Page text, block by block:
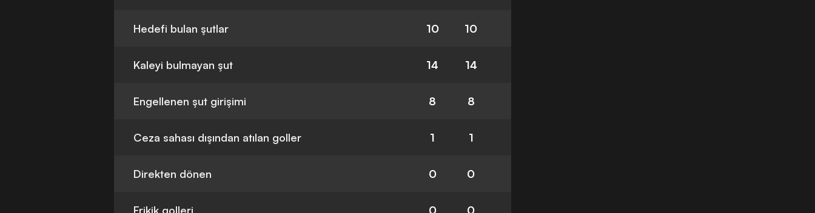
Hedefi bulan şutlar 10 10
Kaleyi bulmayan şut 14 14
Engellenen şut girişimi 8 8
Ceza sahası dışından atılan goller 1 1
Direkten dönen 0 0
Frikik golleri 0 0